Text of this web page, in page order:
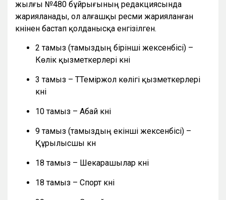
жылғы №480 бұйрығының редакциясында
жарияланады, ол алғашқы ресми жарияланған
күнінен бастап қолданысқа енгізілген.
2 тамыз (тамыздың бірінші жексенбісі) –
Көлік қызметкерлері күні
3 тамыз – ТТеміржол көлігі қызметкерлері
күні
10 тамыз – Абай күні
9 тамыз (тамыздың екінші жексенбісі) –
Құрылысшы күн
18 тамыз – Шекарашылар күні
18 тамыз – Спорт күні